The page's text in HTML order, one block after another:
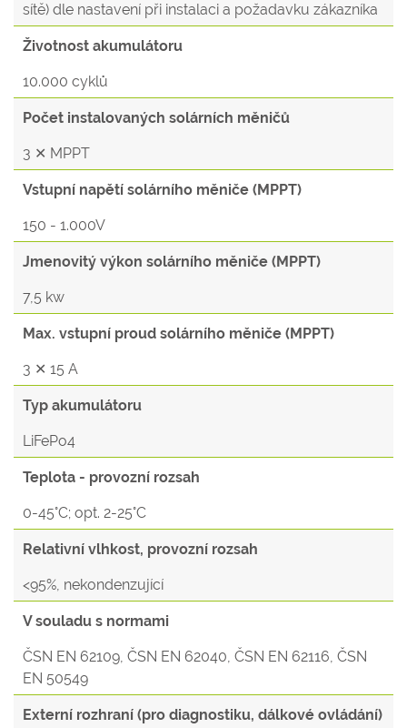
sítě) dle nastavení při instalaci a požadavku zákazníka
Životnost akumulátoru
10.000 cyklů
Počet instalovaných solárních měničů
3 ✕ MPPT
Vstupní napětí solárního měniče (MPPT)
150 - 1.000V
Jmenovitý výkon solárního měniče (MPPT)
7,5 kw
Max. vstupní proud solárního měniče (MPPT)
3 ✕ 15 A
Typ akumulátoru
LiFePo4
Teplota - provozní rozsah
0-45°C; opt. 2-25°C
Relativní vlhkost, provozní rozsah
<95%, nekondenzující
V souladu s normami
ČSN EN 62109, ČSN EN 62040, ČSN EN 62116, ČSN
EN 50549
Externí rozhraní (pro diagnostiku, dálkové ovládání)